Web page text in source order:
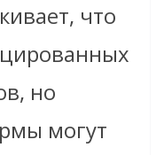
что
но
могут